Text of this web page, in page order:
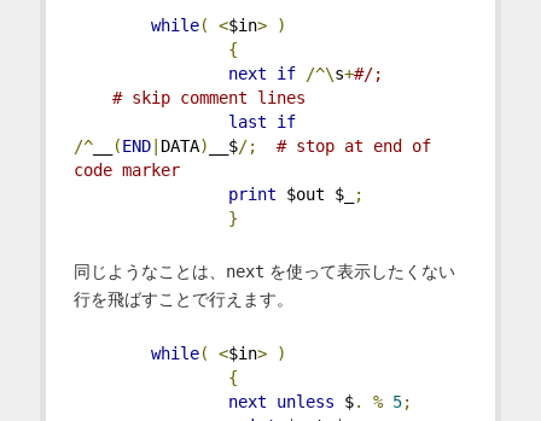
while( <$in>
)
{
next
if /^\s+#/;
# skip comment lines
last
if
/^__ (END| DATA) __$/;
# stop at end of
code marker
print $out $_
;
}
同じようなことは、 next を使って表示したくない
行を飛ばすことで行えます。
while( <$in>
)
{
next
unless $. % 5;